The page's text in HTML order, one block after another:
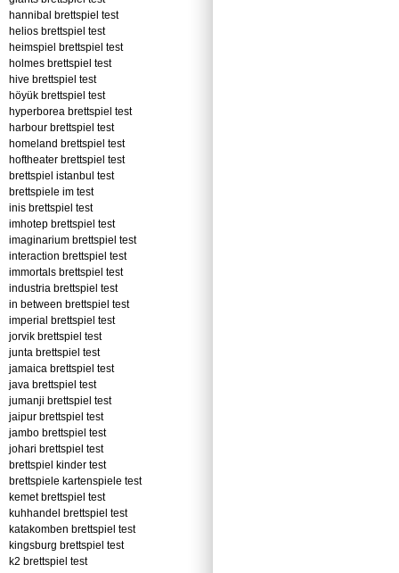
hannibal brettspiel test
helios brettspiel test
heimspiel brettspiel test
holmes brettspiel test
hive brettspiel test
höyük brettspiel test
hyperborea brettspiel test
harbour brettspiel test
homeland brettspiel test
hoftheater brettspiel test
brettspiel istanbul test
brettspiele im test
inis brettspiel test
imhotep brettspiel test
imaginarium brettspiel test
interaction brettspiel test
immortals brettspiel test
industria brettspiel test
in between brettspiel test
imperial brettspiel test
jorvik brettspiel test
junta brettspiel test
jamaica brettspiel test
java brettspiel test
jumanji brettspiel test
jaipur brettspiel test
jambo brettspiel test
johari brettspiel test
brettspiel kinder test
brettspiele kartenspiele test
kemet brettspiel test
kuhhandel brettspiel test
katakomben brettspiel test
kingsburg brettspiel test
k2 brettspiel test